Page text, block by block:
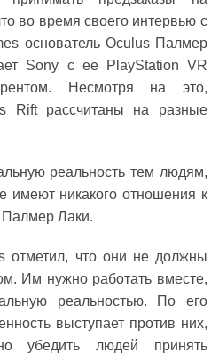
во время своего интервью с
основатель Oculus Палмер
Sony с ее PlayStation VR
Несмотря на это,
Rift рассчитаны на разные
реальность тем людям,
имеют никакого отношения к
Лаки.
отметил, что они не должны
Им нужно работать вместе,
реальностью. По его
выступает против них,
убедить людей принять